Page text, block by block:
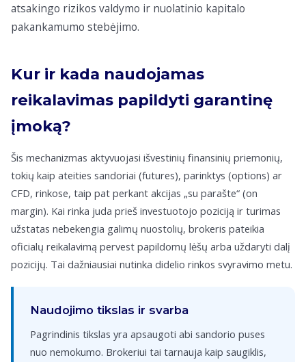
atsakingo rizikos valdymo ir nuolatinio kapitalo
pakankamumo stebėjimo.
Kur ir kada naudojamas
reikalavimas papildyti garantinę
įmoką?
Šis mechanizmas aktyvuojasi išvestinių finansinių priemonių,
tokių kaip ateities sandoriai (futures), parinktys (options) ar
CFD, rinkose, taip pat perkant akcijas „su parašte“ (on
margin). Kai rinka juda prieš investuotojo poziciją ir turimas
užstatas nebekengia galimų nuostolių, brokeris pateikia
oficialų reikalavimą pervest papildomų lėšų arba uždaryti dalį
pozicijų. Tai dažniausiai nutinka didelio rinkos svyravimo metu.
Naudojimo tikslas ir svarba
Pagrindinis tikslas yra apsaugoti abi sandorio puses
nuo nemokumo. Brokeriui tai tarnauja kaip saugiklis,